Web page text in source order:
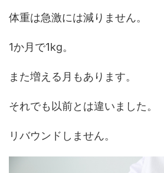
体重は急激には減りません。
1か月で1kg。
また増える月もあります。
それでも以前とは違いました。
リバウンドしません。